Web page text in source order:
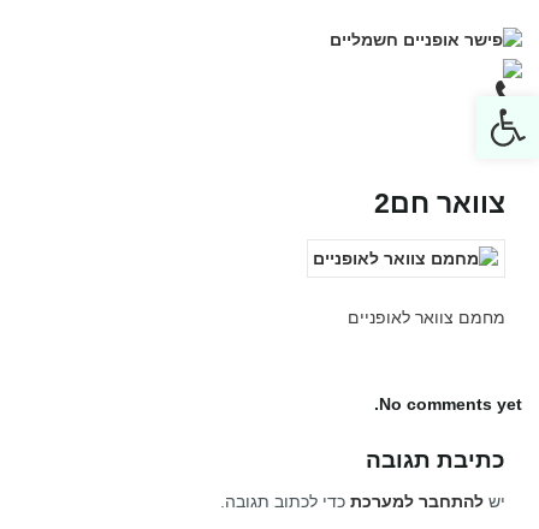
צוואר חם2
מחמם צוואר לאופניים
No comments yet.
כתיבת תגובה
יש להתחבר למערכת כדי לכתוב תגובה.